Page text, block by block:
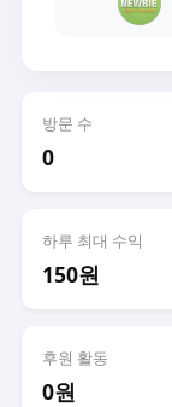
방문 수
0
하루 최대 수익
150원
후원 활동
0원